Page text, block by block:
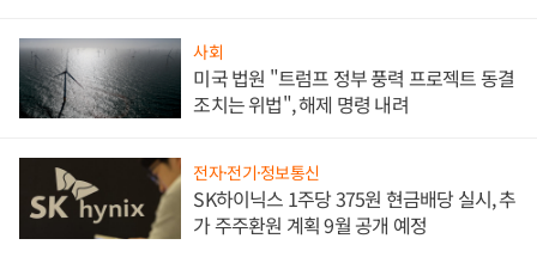
사회
미국 법원 "트럼프 정부 풍력 프로젝트 동결
조치는 위법", 해제 명령 내려
전자·전기·정보통신
SK하이닉스 1주당 375원 현금배당 실시, 추
가 주주환원 계획 9월 공개 예정